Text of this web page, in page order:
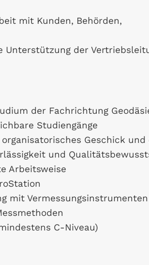
mit Kunden, Behörden,
Unterstützung der
der Fachrichtung
Studiengänge
Geschick und
und
Arbeitsweise
mit
C-Niveau)